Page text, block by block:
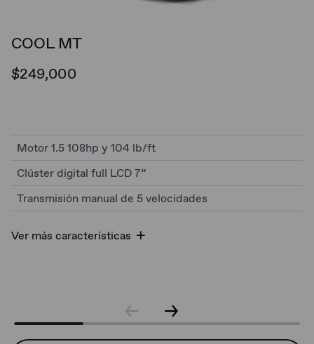
COOL MT
$249,000
Motor 1.5 108hp y 104 lb/ft
Clúster digital full LCD 7”
Transmisión manual de 5 velocidades
Ver más características